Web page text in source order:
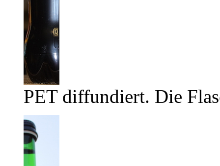
PET diffundiert. Die